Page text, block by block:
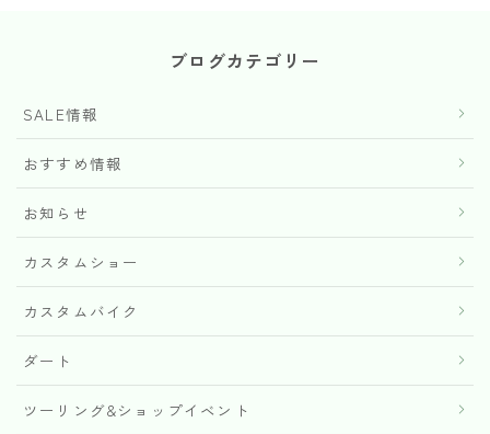
ブログカテゴリー
SALE情報
おすすめ情報
お知らせ
カスタムショー
カスタムバイク
ダート
ツーリング&ショップイベント